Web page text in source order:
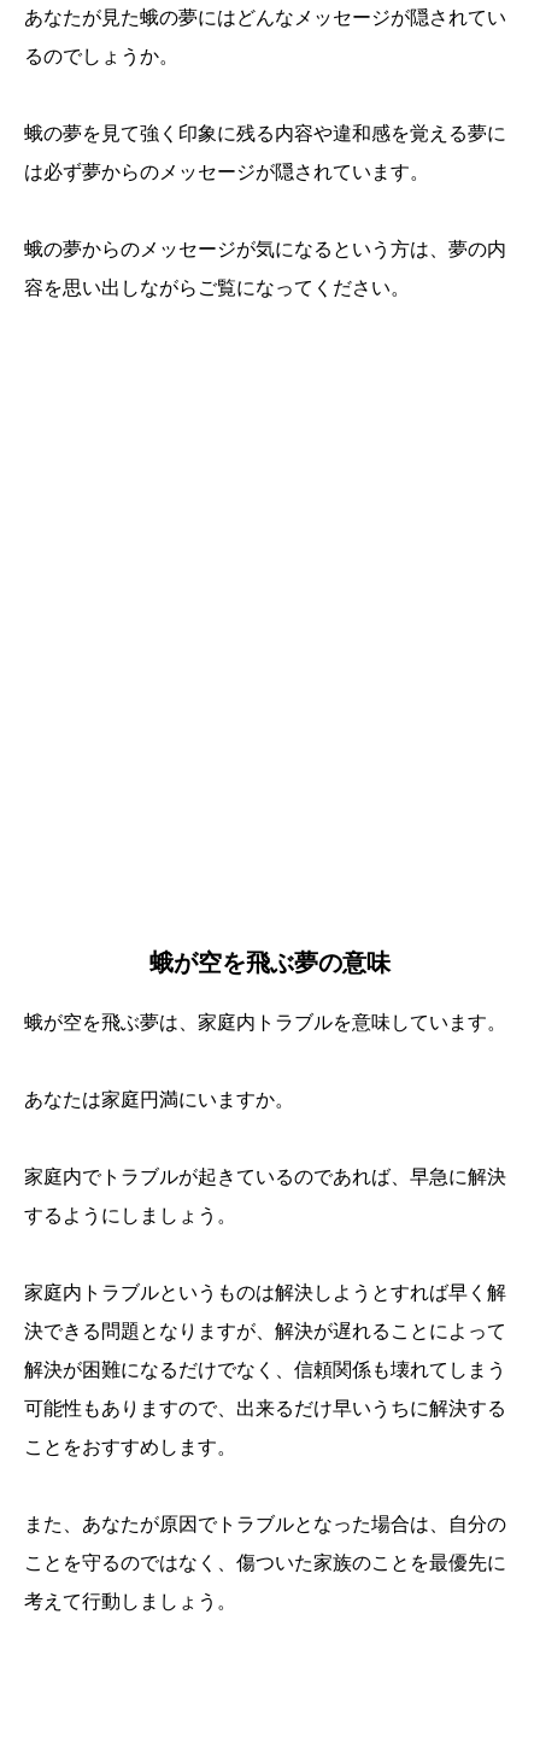
あなたが見た蛾の夢にはどんなメッセージが隠されてい
るのでしょうか。
蛾の夢を見て強く印象に残る内容や違和感を覚える夢に
は必ず夢からのメッセージが隠されています。
蛾の夢からのメッセージが気になるという方は、夢の内
容を思い出しながらご覧になってください。
蛾が空を飛ぶ夢の意味
蛾が空を飛ぶ夢は、家庭内トラブルを意味しています。
あなたは家庭円満にいますか。
家庭内でトラブルが起きているのであれば、早急に解決
するようにしましょう。
家庭内トラブルというものは解決しようとすれば早く解
決できる問題となりますが、解決が遅れることによって
解決が困難になるだけでなく、信頼関係も壊れてしまう
可能性もありますので、出来るだけ早いうちに解決する
ことをおすすめします。
また、あなたが原因でトラブルとなった場合は、自分の
ことを守るのではなく、傷ついた家族のことを最優先に
考えて行動しましょう。